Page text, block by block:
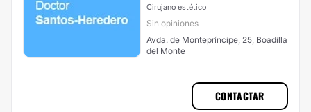
Cirujano estético
Sin opiniones
Avda. de Montepríncipe, 25, Boadilla
del Monte
CONTACTAR